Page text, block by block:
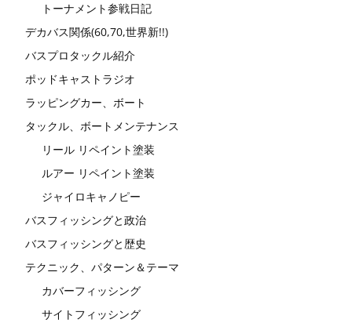
トーナメント参戦日記
デカバス関係(60,70,世界新!!)
バスプロタックル紹介
ポッドキャストラジオ
ラッピングカー、ボート
タックル、ボートメンテナンス
リール リペイント塗装
ルアー リペイント塗装
ジャイロキャノピー
バスフィッシングと政治
バスフィッシングと歴史
テクニック、パターン＆テーマ
カバーフィッシング
サイトフィッシング